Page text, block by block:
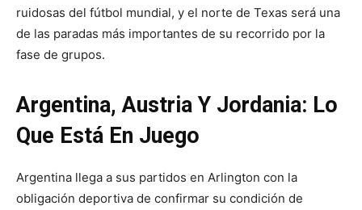
ruidosas del fútbol mundial, y el norte de Texas será una
de las paradas más importantes de su recorrido por la
fase de grupos.
Argentina, Austria Y Jordania: Lo
Que Está En Juego
Argentina llega a sus partidos en Arlington con la
obligación deportiva de confirmar su condición de